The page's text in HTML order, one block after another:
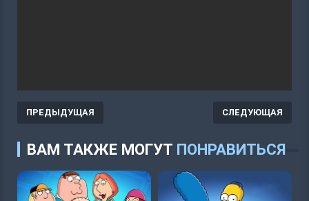
ПРЕДЫДУЩАЯ СЛЕДУЮЩАЯ
ВАМ ТАКЖЕ МОГУТ ПОНРАВИТЬСЯ